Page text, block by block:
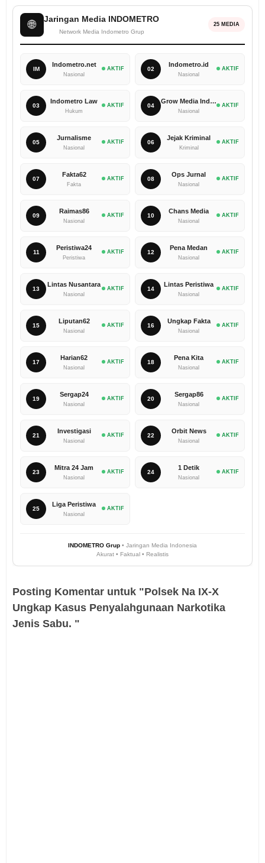
🌐 Jaringan Media INDOMETRO
Network Media Indometro Grup
25 MEDIA
IM
Indometro.net
Nasional
AKTIF 02
Indometro.id
Nasional
AKTIF
03
Indometro Law
Hukum
AKTIF 04
Grow Media Indonesia
Nasional
AKTIF
05
Jurnalisme
Nasional
AKTIF 06
Jejak Kriminal
Kriminal
AKTIF
07
Fakta62
Fakta
AKTIF 08
Ops Jurnal
Nasional
AKTIF
09
Raimas86
Nasional
AKTIF 10
Chans Media
Nasional
AKTIF
11
Peristiwa24
Peristiwa
AKTIF 12
Pena Medan
Nasional
AKTIF
13
Lintas Nusantara
Nasional
AKTIF 14
Lintas Peristiwa
Nasional
AKTIF
15
Liputan62
Nasional
AKTIF 16
Ungkap Fakta
Nasional
AKTIF
17
Harian62
Nasional
AKTIF 18
Pena Kita
Nasional
AKTIF
19
Sergap24
Nasional
AKTIF 20
Sergap86
Nasional
AKTIF
21
Investigasi
Nasional
AKTIF 22
Orbit News
Nasional
AKTIF
23
Mitra 24 Jam
Nasional
AKTIF 24
1 Detik
Nasional
AKTIF
25
Liga Peristiwa
Nasional
AKTIF
INDOMETRO Grup • Jaringan Media Indonesia
Akurat • Faktual • Realistis
Posting Komentar untuk "Polsek Na IX-X
Ungkap Kasus Penyalahgunaan Narkotika
Jenis Sabu. "